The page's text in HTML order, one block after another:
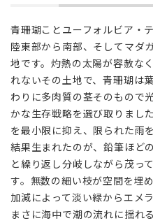
者
——
青
珊
瑚
の
生
い
ち
と
造
形
美
青珊瑚ことユーフォルビア・
陸東部から南部、そしてマダ
地です。灼熱の太陽が容赦な
れないその土地で、青珊瑚は
わりに多肉質の茎そのもので
かな生存戦略を選び取りまし
を最小限に抑え、限られた雨
結果生まれたのが、鉛筆ほど
と繰り返し分岐しながら茂っ
す。無数の細い枝が空間を埋
加減によって淡い緑からエメ
まさに海中で潮の流れに揺れ